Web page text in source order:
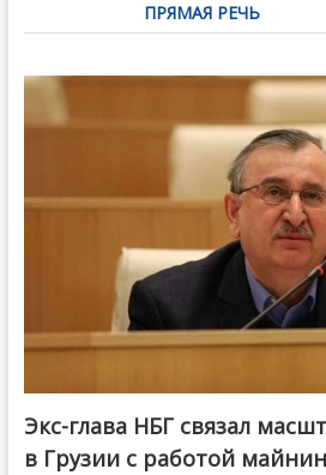
ПРЯМАЯ РЕЧЬ
Экс-глава НБГ связал
в Грузии с работой